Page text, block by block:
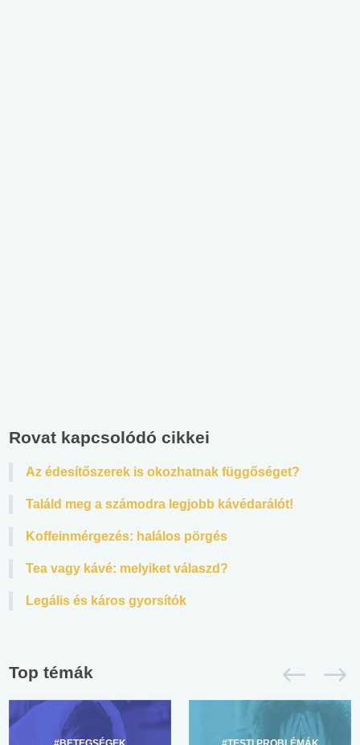
Rovat kapcsolódó cikkei
Az édesítőszerek is okozhatnak függőséget?
Találd meg a számodra legjobb kávédarálót!
Koffeinmérgezés: halálos pörgés
Tea vagy kávé: melyiket válaszd?
Legális és káros gyorsítók
Top témák